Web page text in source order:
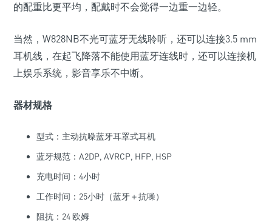
的配重比更平均，配戴时不会觉得一边重一边轻。
当然，W828NB不光可蓝牙无线聆听，还可以连接3.5 mm
耳机线，在起飞降落不能使用蓝牙连线时，还可以连接机
上娱乐系统，影音享乐不中断。
器材规格
型式：主动抗噪蓝牙耳罩式耳机
蓝牙规范：A2DP, AVRCP, HFP, HSP
充电时间：4小时
工作时间：25小时（蓝牙＋抗噪）
阻抗：24 欧姆